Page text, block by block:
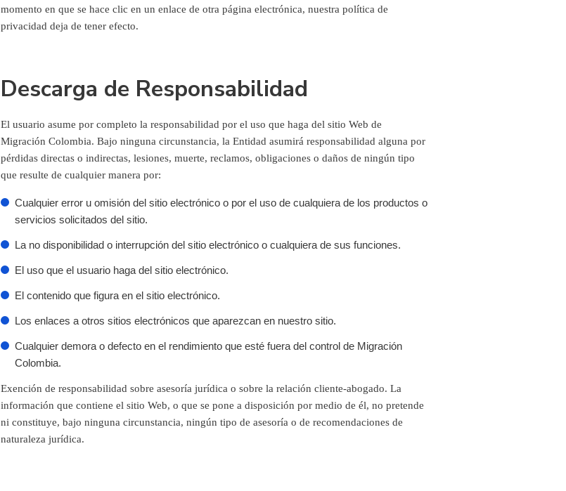
momento en que se hace clic en un enlace de otra página electrónica, nuestra política de
privacidad deja de tener efecto.
Descarga de Responsabilidad
El usuario asume por completo la responsabilidad por el uso que haga del sitio Web de
Migración Colombia. Bajo ninguna circunstancia, la Entidad asumirá responsabilidad alguna por
pérdidas directas o indirectas, lesiones, muerte, reclamos, obligaciones o daños de ningún tipo
que resulte de cualquier manera por:
Cualquier error u omisión del sitio electrónico o por el uso de cualquiera de los productos o
servicios solicitados del sitio.
La no disponibilidad o interrupción del sitio electrónico o cualquiera de sus funciones.
El uso que el usuario haga del sitio electrónico.
El contenido que figura en el sitio electrónico.
Los enlaces a otros sitios electrónicos que aparezcan en nuestro sitio.
Cualquier demora o defecto en el rendimiento que esté fuera del control de Migración
Colombia.
Exención de responsabilidad sobre asesoría jurídica o sobre la relación cliente-abogado. La
información que contiene el sitio Web, o que se pone a disposición por medio de él, no pretende
ni constituye, bajo ninguna circunstancia, ningún tipo de asesoría o de recomendaciones de
naturaleza jurídica.